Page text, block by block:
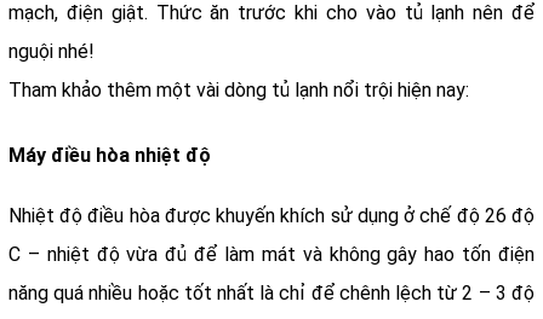
mạch, điện giật. Thức ăn trước khi cho vào tủ lạnh nên để
nguội nhé!
Tham khảo thêm một vài dòng tủ lạnh nổi trội hiện nay:
Máy điều hòa nhiệt độ
Nhiệt độ điều hòa được khuyến khích sử dụng ở chế độ 26 độ
C – nhiệt độ vừa đủ để làm mát và không gây hao tốn điện
năng quá nhiều hoặc tốt nhất là chỉ để chênh lệch từ 2 – 3 độ